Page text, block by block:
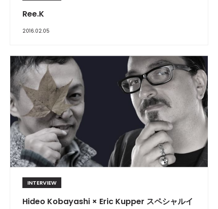
Ree.K
2016.02.05
INTERVIEW
Hideo Kobayashi × Eric Kupper スペシャルイ